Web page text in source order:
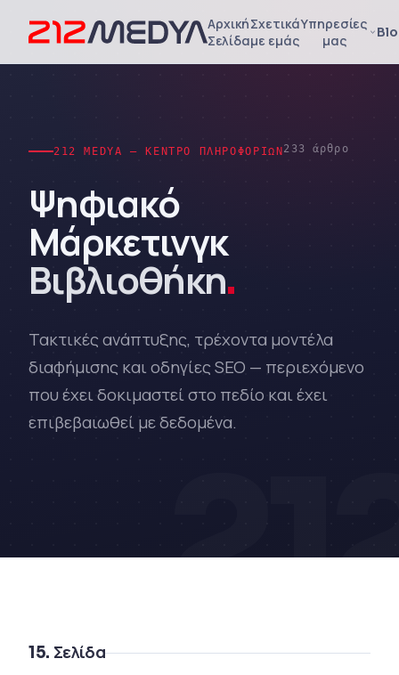
Αρχική
Σελίδα
Σχετικά
με εμάς
Υπηρεσίες
μας
212 MEDYA — ΚΈΝΤΡΟ ΠΛΗΡΟΦΟΡΙΏΝ 233 άρθρο
Ψηφιακό
Μάρκετινγκ
Βιβλιοθήκη.
Τακτικές ανάπτυξης, τρέχοντα μοντέλα
διαφήμισης και οδηγίες SEO — περιεχόμενο
που έχει δοκιμαστεί στο πεδίο και έχει
επιβεβαιωθεί με δεδομένα.
15. Σελίδα